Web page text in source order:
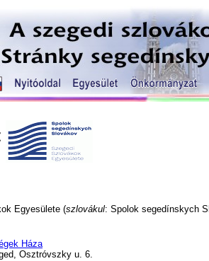
Egyesülete (szlovákul: Spolok segedínskych
Háza
Osztróvszky u. 6.